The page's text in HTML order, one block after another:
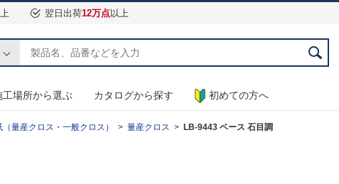
翌日出荷12万点以上
工場所から選ぶ カタログから探す 初めての方へ
（量産クロス・一般クロス） 量産クロス LB-9443 ベース 石目調